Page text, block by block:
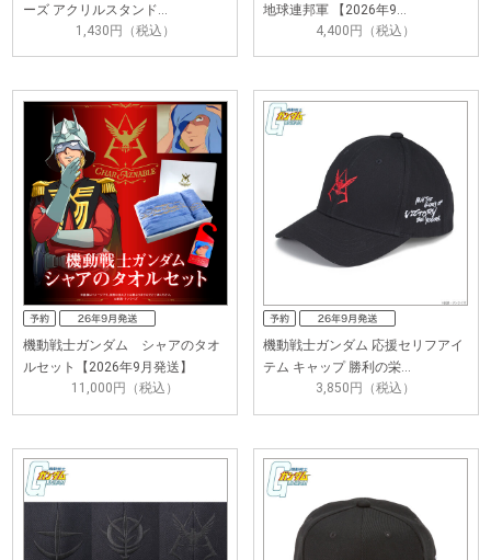
ーズ アクリルスタンド…
1,430円（税込）
地球連邦軍 【2026年9…
4,400円（税込）
機動戦士ガンダム シャアのタオ
ルセット【2026年9月発送】
11,000円（税込）
機動戦士ガンダム 応援セリフアイ
テム キャップ 勝利の栄…
3,850円（税込）